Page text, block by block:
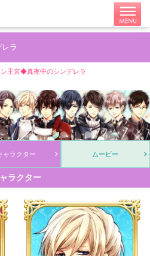
ラ
ン王宮◆真夜中のシンデレラ
ャラクター ムービー
ラクター